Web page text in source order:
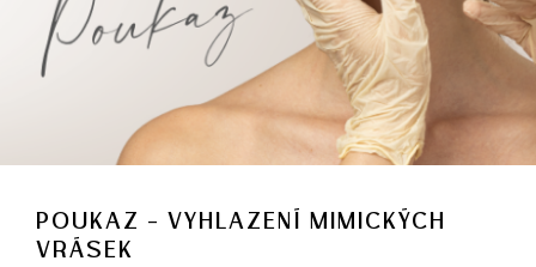
POUKAZ – VYHLAZENÍ MIMICKÝCH
VRÁSEK